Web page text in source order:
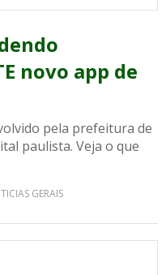
novo app de
pela prefeitura de
paulista. Veja o que
GERAIS